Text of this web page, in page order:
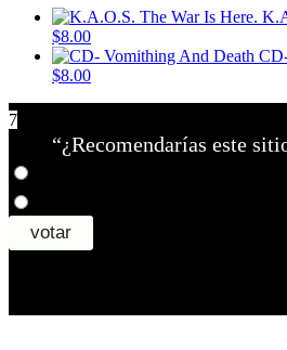
$8.00
$8.00
7
“¿Recomendarías este